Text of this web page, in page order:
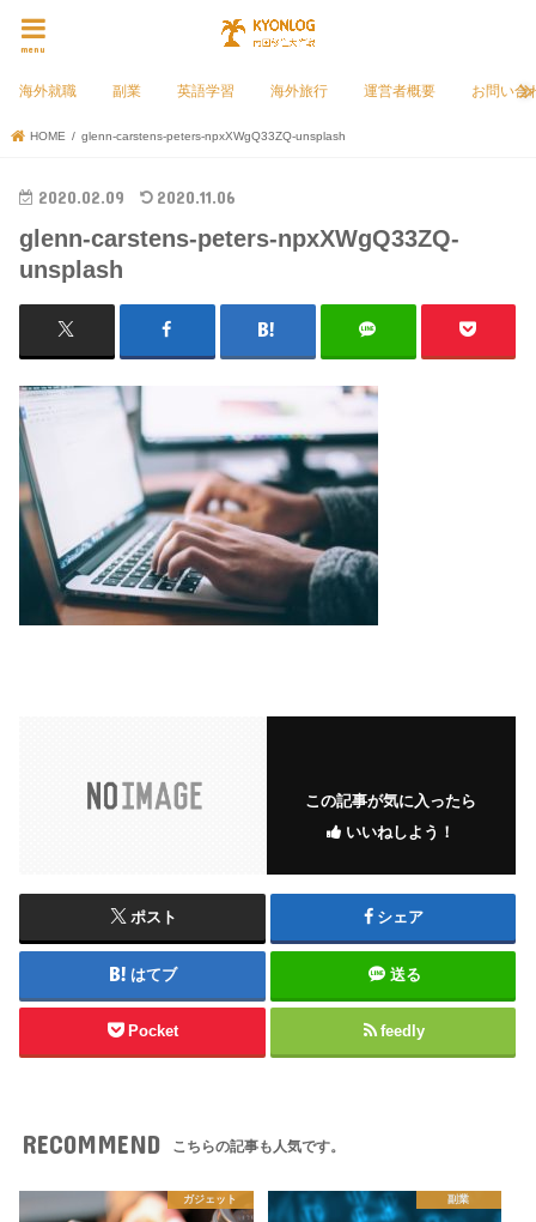
menu
海外就職 副業 英語学習 海外旅行 運営者概要 お問い合
HOME glenn-carstens-peters-npxXWgQ33ZQ-unsplash
2020.02.09 2020.11.06
glenn-carstens-peters-npxXWgQ33ZQ-
unsplash
この記事が気に入ったら
いいねしよう！
ポスト シェア
はてブ 送る
Pocket feedly
RECOMMEND こちらの記事も人気です。
ガジェット 副業